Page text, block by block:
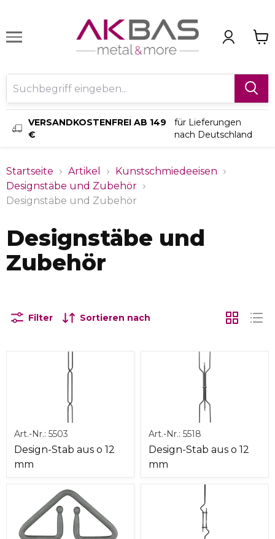
VERSANDKOSTENFREI AB 149
€
für Lieferungen
nach Deutschland
Startseite Artikel
Kunstschmiedeeisen
Designstäbe und Zubehör
Designstäbe und Zubehör
Designstäbe und
Zubehör
Filter Sortieren nach
Art.-Nr.: 5503
Design-Stab aus o 12
mm
Art.-Nr.: 5518
Design-Stab aus o 12
mm